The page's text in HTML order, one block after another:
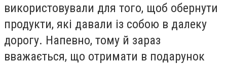
використовували для того, щоб обернути
продукти, які давали із собою в далеку
дорогу. Напевно, тому й зараз
вважається, що отримати в подарунок